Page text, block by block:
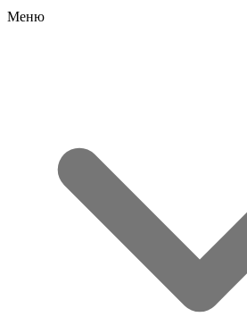
Меню